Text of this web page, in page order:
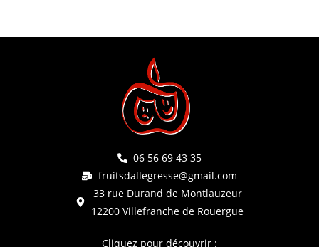
06 56 69 43 35
fruitsdallegresse@gmail.com
33 rue Durand de Montlauzeur
12200 Villefranche de Rouergue
Cliquez pour découvrir :